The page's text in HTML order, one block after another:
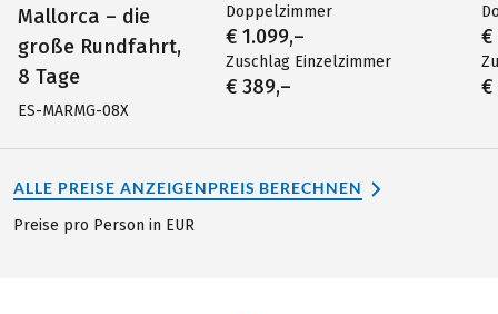
Mallorca – die
große Rundfahrt,
8 Tage
ES-MARMG-08X
Doppelzimmer
€ 1.099,–
Zuschlag Einzelzimmer
€ 389,–
€
€
ALLE PREISE ANZEIGENPREIS BERECHNEN
Preise pro Person in EUR